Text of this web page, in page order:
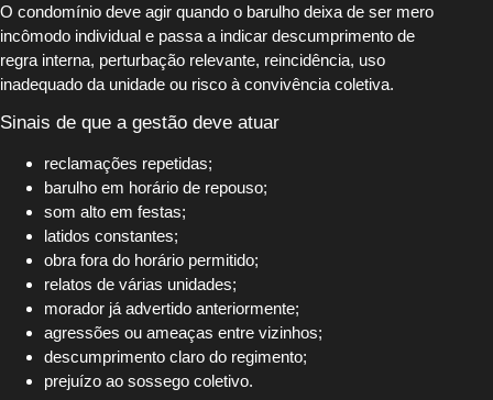
O condomínio deve agir quando o barulho deixa de ser mero
incômodo individual e passa a indicar descumprimento de
regra interna, perturbação relevante, reincidência, uso
inadequado da unidade ou risco à convivência coletiva.
Sinais de que a gestão deve atuar
reclamações repetidas;
barulho em horário de repouso;
som alto em festas;
latidos constantes;
obra fora do horário permitido;
relatos de várias unidades;
morador já advertido anteriormente;
agressões ou ameaças entre vizinhos;
descumprimento claro do regimento;
prejuízo ao sossego coletivo.